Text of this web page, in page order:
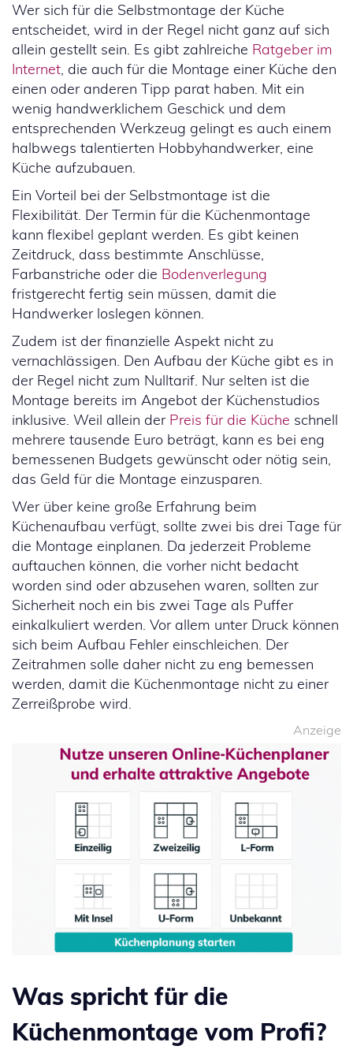
Wer sich für die Selbstmontage der Küche
entscheidet, wird in der Regel nicht ganz auf sich
allein gestellt sein. Es gibt zahlreiche Ratgeber im
Internet, die auch für die Montage einer Küche den
einen oder anderen Tipp parat haben. Mit ein
wenig handwerklichem Geschick und dem
entsprechenden Werkzeug gelingt es auch einem
halbwegs talentierten Hobbyhandwerker, eine
Küche aufzubauen.
Ein Vorteil bei der Selbstmontage ist die
Flexibilität. Der Termin für die Küchenmontage
kann flexibel geplant werden. Es gibt keinen
Zeitdruck, dass bestimmte Anschlüsse,
Farbanstriche oder die Bodenverlegung
fristgerecht fertig sein müssen, damit die
Handwerker loslegen können.
Zudem ist der finanzielle Aspekt nicht zu
vernachlässigen. Den Aufbau der Küche gibt es in
der Regel nicht zum Nulltarif. Nur selten ist die
Montage bereits im Angebot der Küchenstudios
inklusive. Weil allein der Preis für die Küche schnell
mehrere tausende Euro beträgt, kann es bei eng
bemessenen Budgets gewünscht oder nötig sein,
das Geld für die Montage einzusparen.
Wer über keine große Erfahrung beim
Küchenaufbau verfügt, sollte zwei bis drei Tage für
die Montage einplanen. Da jederzeit Probleme
auftauchen können, die vorher nicht bedacht
worden sind oder abzusehen waren, sollten zur
Sicherheit noch ein bis zwei Tage als Puffer
einkalkuliert werden. Vor allem unter Druck können
sich beim Aufbau Fehler einschleichen. Der
Zeitrahmen solle daher nicht zu eng bemessen
werden, damit die Küchenmontage nicht zu einer
Zerreißprobe wird.
Anzeige
Was spricht für die
Küchenmontage vom Profi?